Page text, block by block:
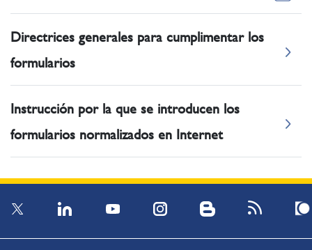
Directrices generales para cumplimentar los
formularios
Instrucción por la que se introducen los
formularios normalizados en Internet